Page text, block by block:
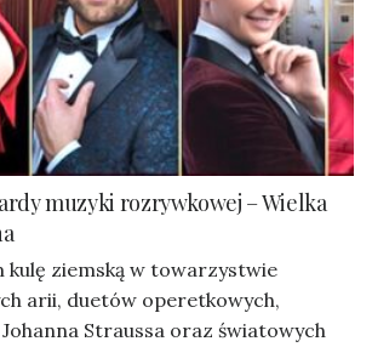
muzyki rozrywkowej – Wielka
kulę ziemską w towarzystwie
arii, duetów operetkowych,
Straussa oraz światowych